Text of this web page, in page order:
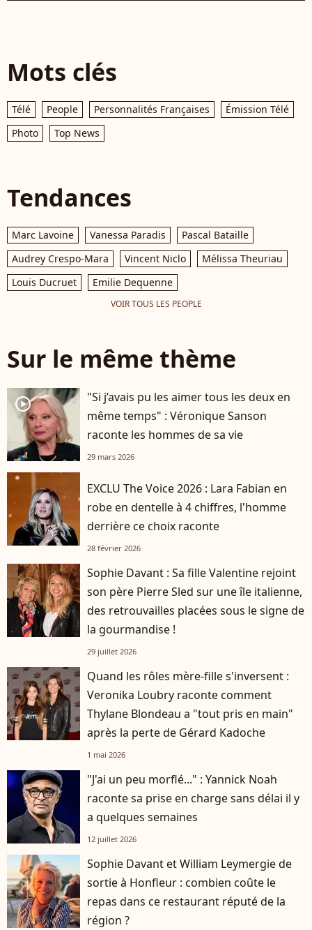
Mots clés
Télé People Personnalités Françaises
Émission Télé
Photo
Top News
Tendances
Marc Lavoine Vanessa Paradis
Pascal Bataille
Audrey Crespo-Mara
Vincent Niclo
Mélissa Theuriau
Louis Ducruet
Emilie Dequenne
VOIR TOUS LES PEOPLE
Sur le même thème
player2
"Si j’avais pu les aimer tous les deux en
même temps" : Véronique Sanson
raconte les hommes de sa vie
29 mars 2026
EXCLU The Voice 2026 : Lara Fabian en
robe en dentelle à 4 chiffres, l'homme
derrière ce choix raconte
28 février 2026
Sophie Davant : Sa fille Valentine rejoint
son père Pierre Sled sur une île italienne,
des retrouvailles placées sous le signe de
la gourmandise !
29 juillet 2026
Quand les rôles mère-fille s'inversent :
Veronika Loubry raconte comment
Thylane Blondeau a "tout pris en main"
après la perte de Gérard Kadoche
1 mai 2026
"J'ai un peu morflé..." : Yannick Noah
raconte sa prise en charge sans délai il y
a quelques semaines
12 juillet 2026
Sophie Davant et William Leymergie de
sortie à Honfleur : combien coûte le
repas dans ce restaurant réputé de la
région ?